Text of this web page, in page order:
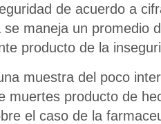
de acuerdo a
maneja un promedio
producto de la
muestra del poco
muertes producto de
el caso de la